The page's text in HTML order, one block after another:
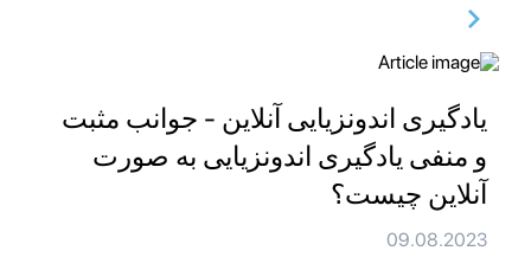
یادگیری اندونزیایی آنلاین - جوانب مثبت
و منفی یادگیری اندونزیایی به صورت
آنلاین چیست؟
09.08.2023